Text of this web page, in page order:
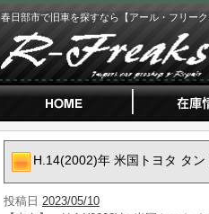
春日部市で旧車を探すなら【アール・フリーク
H.14(2002)年 米国トヨタ タ
投稿日 2023/05/10